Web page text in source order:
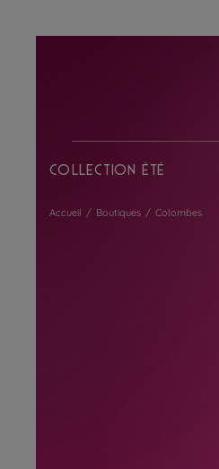
Collection Été
Accueil / Boutiques / Colombes